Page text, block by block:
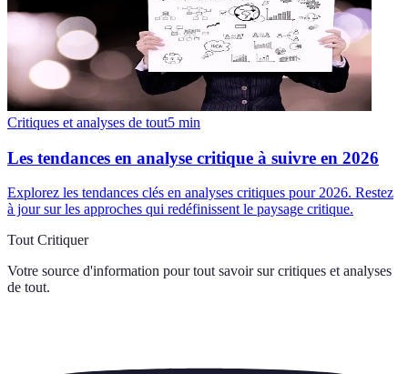
Critiques et analyses de tout5 min
Les tendances en analyse critique à suivre en 2026
Explorez les tendances clés en analyses critiques pour 2026. Restez
à jour sur les approches qui redéfinissent le paysage critique.
Tout Critiquer
Votre source d'information pour tout savoir sur critiques et analyses
de tout.